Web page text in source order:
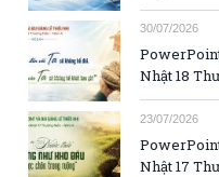
30/07/2026
Nhật 18
23/07/2026
Nhật 17